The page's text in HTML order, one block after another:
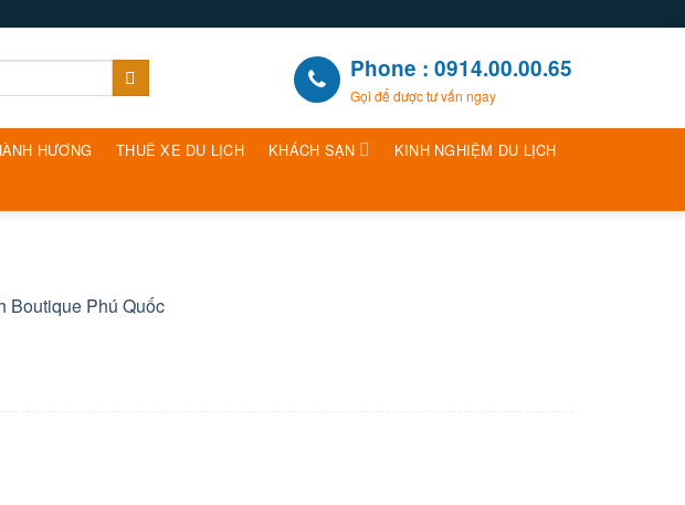
Phone : 0914.00.00.65
Gọi để được tư vấn ngay
HƯƠNG THUÊ XE DU LỊCH KHÁCH SẠN
KINH NGHIỆM DU LỊCH
Boutique Phú Quốc